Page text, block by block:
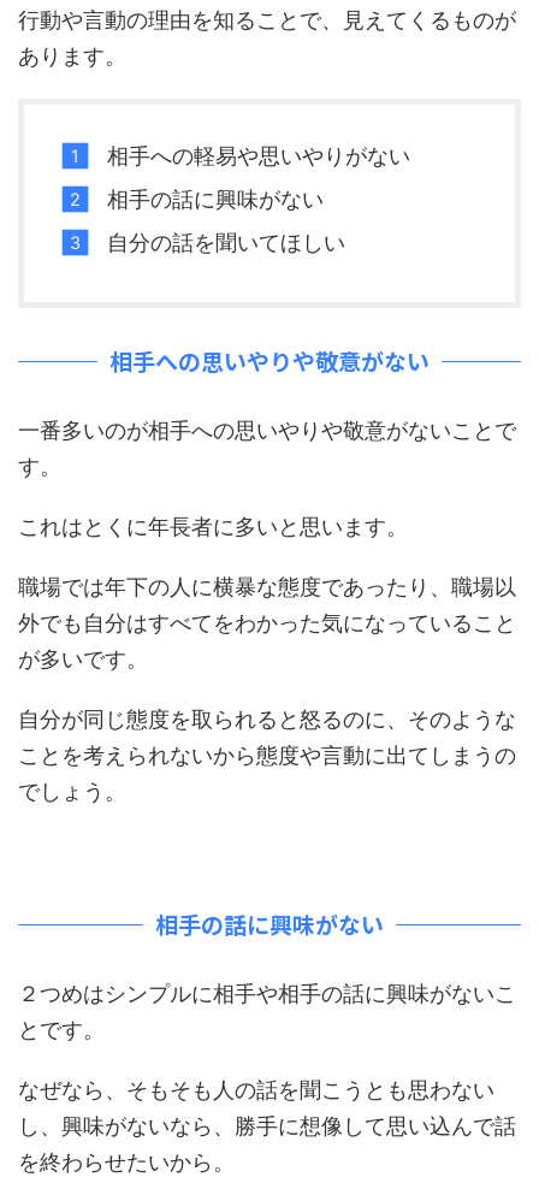
行動や言動の理由を知ることで、見えてくるものが
あります。
相手への軽易や思いやりがない
相手の話に興味がない
自分の話を聞いてほしい
相手への思いやりや敬意がない
一番多いのが相手への思いやりや敬意がないことで
す。
これはとくに年長者に多いと思います。
職場では年下の人に横暴な態度であったり、職場以
外でも自分はすべてをわかった気になっていること
が多いです。
自分が同じ態度を取られると怒るのに、そのような
ことを考えられないから態度や言動に出てしまうの
でしょう。
相手の話に興味がない
２つめはシンプルに相手や相手の話に興味がないこ
とです。
なぜなら、そもそも人の話を聞こうとも思わない
し、興味がないなら、勝手に想像して思い込んで話
を終わらせたいから。